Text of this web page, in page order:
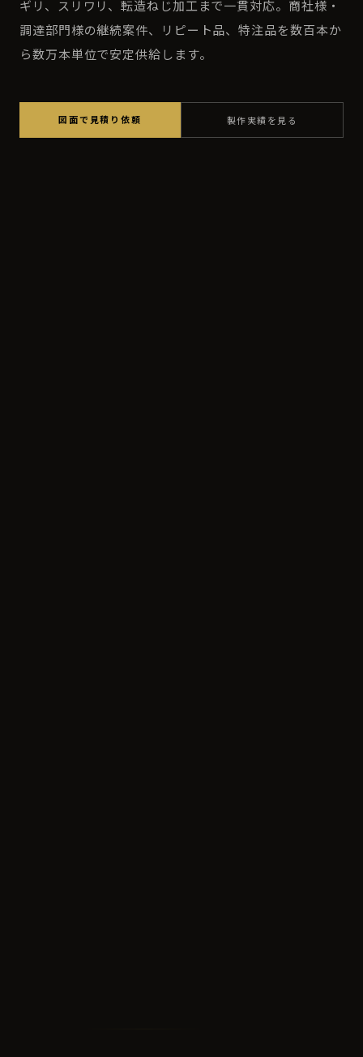
ギリ、スリワリ、転造ねじ加工まで一貫対応。商社様・
調達部門様の継続案件、リピート品、特注品を数百本か
ら数万本単位で安定供給します。
図面で見積り依頼 製作実績を見る